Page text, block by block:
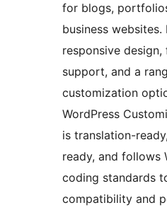
for blogs,
business
responsive design,
support, and a
customization
WordPress
is translation-
ready, and follows
coding standards
compatibility and